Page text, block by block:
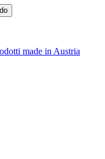
made in Austria